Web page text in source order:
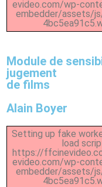
evideo.com/wp-
embedder/assets/
Module de
jugement
de films
Alain Boyer
Setting up fake
load
https://
evideo.com/wp-
embedder/assets/